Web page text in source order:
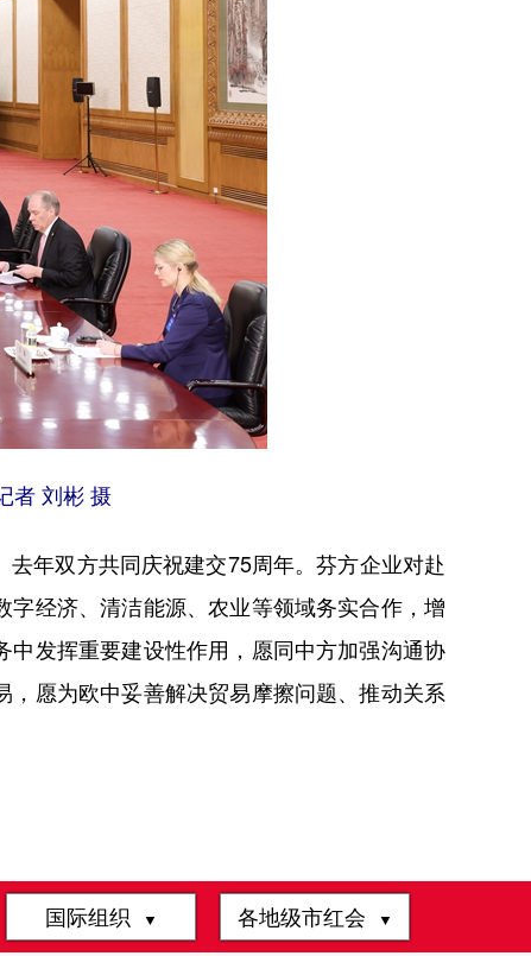
者 刘彬 摄
年双方共同庆祝建交75周年。芬方企业对赴
经济、清洁能源、农业等领域务实合作，增
发挥重要建设性作用，愿同中方加强沟通协
愿为欧中妥善解决贸易摩擦问题、推动关系
国际组织 ▼ 各地级市红会 ▼